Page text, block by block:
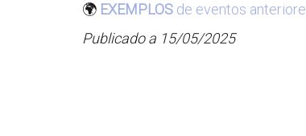
🌍 EXEMPLOS de eventos
Publicado a 15/05/2025